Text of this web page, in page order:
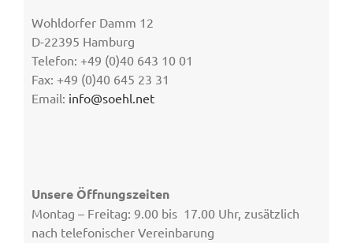
Wohldorfer Damm 12
D-22395 Hamburg
Telefon: +49 (0)40 643 10 01
Fax: +49 (0)40 645 23 31
Email: info@soehl.net
Unsere Öffnungszeiten
Montag – Freitag: 9.00 bis 17.00 Uhr, zusätzlich
nach telefonischer Vereinbarung